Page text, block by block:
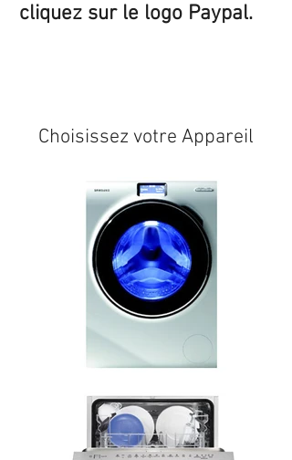
cliquez sur le logo Paypal.
Choisissez votre Appareil